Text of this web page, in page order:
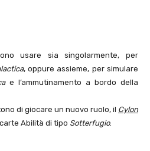
usare sia singolarmente, per
, oppure assieme, per simulare
e l’ammutinamento a bordo della
di giocare un nuovo ruolo, il Cylon
Abilità di tipo Sotterfugio.